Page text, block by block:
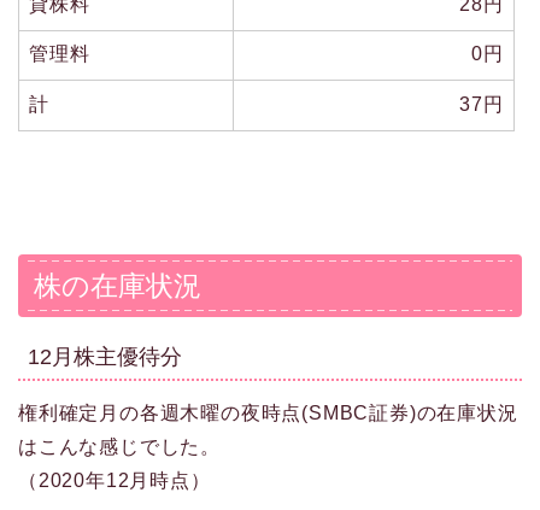
管理料 0円
計 37円
株の在庫状況
12月株主優待分
権利確定月の各週木曜の夜時点(SMBC証券)の在庫状況
はこんな感じでした。
（2020年12月時点）